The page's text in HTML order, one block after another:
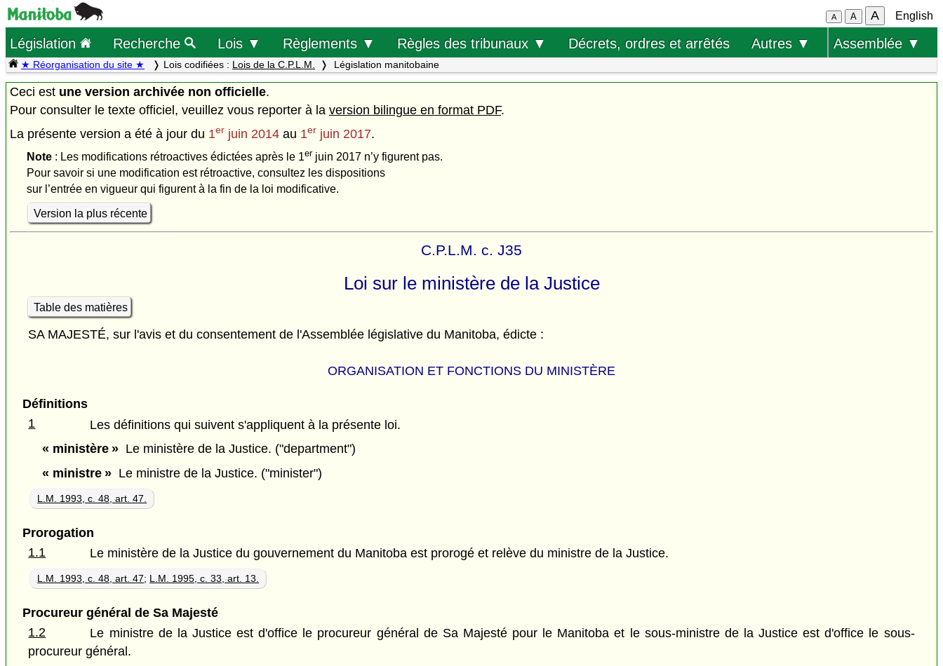
A A A English
Législation Recherche Lois ▼ Règlements ▼ Règles des tribunaux ▼ Décrets, ordres et arrêtés Autres ▼ Assemblée ▼
★ Réorganisation du site ★ Lois codifiées : Lois de la C.P.L.M. Législation manitobaine
Ceci est une version archivée non officielle.
Pour consulter le texte officiel, veuillez vous reporter à la version bilingue en format PDF.
La présente version a été à jour du 1er juin 2014 au 1er juin 2017.
Note: Les modifications rétroactives édictées après le 1er juin 2017 n’y figurent pas.
Pour savoir si une modification est rétroactive, consultez les dispositions
sur l’entrée en vigueur qui figurent à la fin de la loi modificative.
Version la plus récente
C.P.L.M. c. J35
Loi sur le ministère de la Justice
Table des matières
SA MAJESTÉ, sur l'avis et du consentement de l'Assemblée législative du Manitoba, édicte :
ORGANISATION ET FONCTIONS DU MINISTÈRE
Définitions
1
Les définitions qui suivent s'appliquent à la présente loi.
« ministère »Le ministère de la Justice. ("department")
« ministre »Le ministre de la Justice. ("minister")
L.M. 1993, c. 48, art. 47.
Prorogation
1.1
Le ministère de la Justice du gouvernement du Manitoba est prorogé et relève du ministre de la Justice.
L.M. 1993, c. 48, art. 47; L.M. 1995, c. 33, art. 13.
Procureur général de Sa Majesté
1.2
Le ministre de la Justice est d'office le procureur général de Sa Majesté pour le Manitoba et le sous-ministre de la Justice est d'office le sous-
procureur général.